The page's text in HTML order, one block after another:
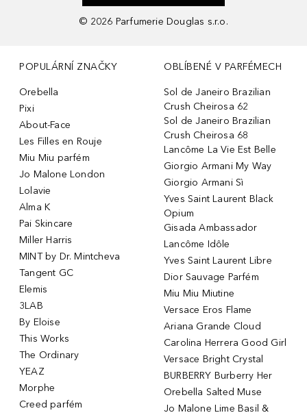
© 2026 Parfumerie Douglas s.r.o.
POPULÁRNÍ ZNAČKY
Orebella
Pixi
About-Face
Les Filles en Rouje
Miu Miu parfém
Jo Malone London
Lolavie
Alma K
Pai Skincare
Miller Harris
MINT by Dr. Mintcheva
Tangent GC
Elemis
3LAB
By Eloise
This Works
The Ordinary
YEAZ
Morphe
Creed parfém
OBLÍBENÉ V PARFÉMECH
Sol de Janeiro Brazilian
Crush Cheirosa 62
Sol de Janeiro Brazilian
Crush Cheirosa 68
Lancôme La Vie Est Belle
Giorgio Armani My Way
Giorgio Armani Sì
Yves Saint Laurent Black
Opium
Gisada Ambassador
Lancôme Idôle
Yves Saint Laurent Libre
Dior Sauvage Parfém
Miu Miu Miutine
Versace Eros Flame
Ariana Grande Cloud
Carolina Herrera Good Girl
Versace Bright Crystal
BURBERRY Burberry Her
Orebella Salted Muse
Jo Malone Lime Basil &